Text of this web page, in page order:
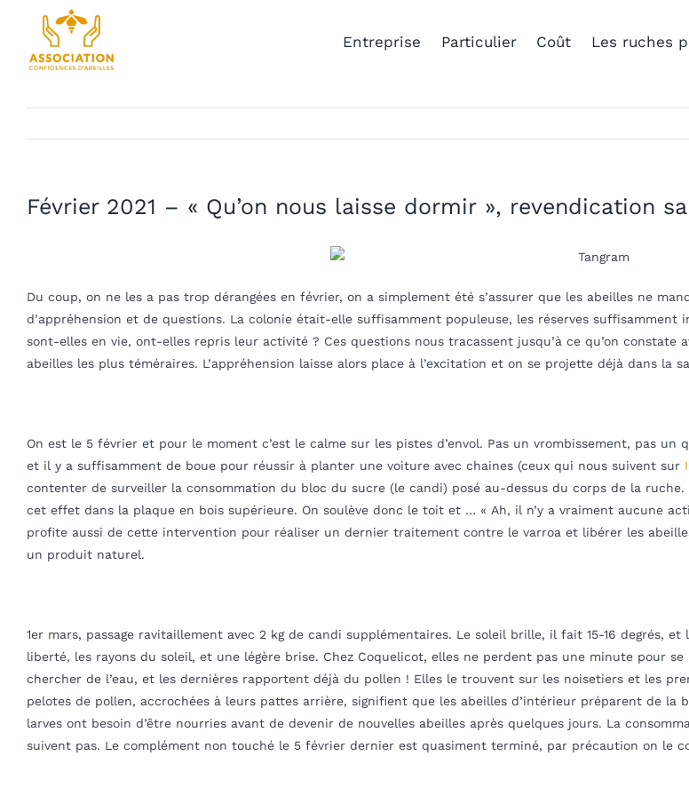
content
Entreprise Particulier Coût Les ruches
Février 2021 – « Qu’on nous laisse dormir », revendication
Du coup, on ne les a pas trop dérangées en février, on a simplement été s’assurer que les abeilles ne
d’appréhension et de questions. La colonie était-elle suffisamment populeuse, les réserves
sont-elles en vie, ont-elles repris leur activité ? Ces questions nous tracassent jusqu’à ce qu’on constate
abeilles les plus téméraires. L’appréhension laisse alors place à l’excitation et on se projette déjà dans
On est le 5 février et pour le moment c’est le calme sur les pistes d’envol. Pas un vrombissement, pas
et il y a suffisamment de boue pour réussir à planter une voiture avec chaines (ceux qui nous suivent sur
contenter de surveiller la consommation du bloc du sucre (le candi) posé au-dessus du corps de la
cet effet dans la plaque en bois supérieure. On soulève donc le toit et … « Ah, il n’y a vraiment aucune
profite aussi de cette intervention pour réaliser un dernier traitement contre le varroa et libérer les
un produit naturel.
1er mars, passage ravitaillement avec 2 kg de candi supplémentaires. Le soleil brille, il fait 15-16 degrés,
liberté, les rayons du soleil, et une légère brise. Chez Coquelicot, elles ne perdent pas une minute pour
chercher de l’eau, et les dernières rapportent déjà du pollen ! Elles le trouvent sur les noisetiers et les
pelotes de pollen, accrochées à leurs pattes arrière, signifient que les abeilles d’intérieur préparent de
larves ont besoin d’être nourries avant de devenir de nouvelles abeilles après quelques jours. La
suivent pas. Le complément non touché le 5 février dernier est quasiment terminé, par précaution on le